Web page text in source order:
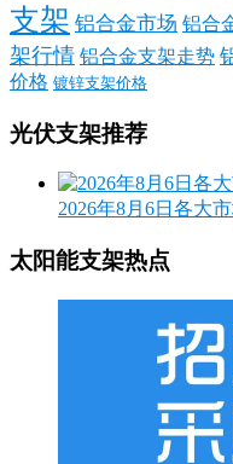
支架 铝合金市场 铝合
架行情 铝合金支架走势
价格 镀锌支架价格
光伏支架推荐
2026年8月6日各大
太阳能支架热点